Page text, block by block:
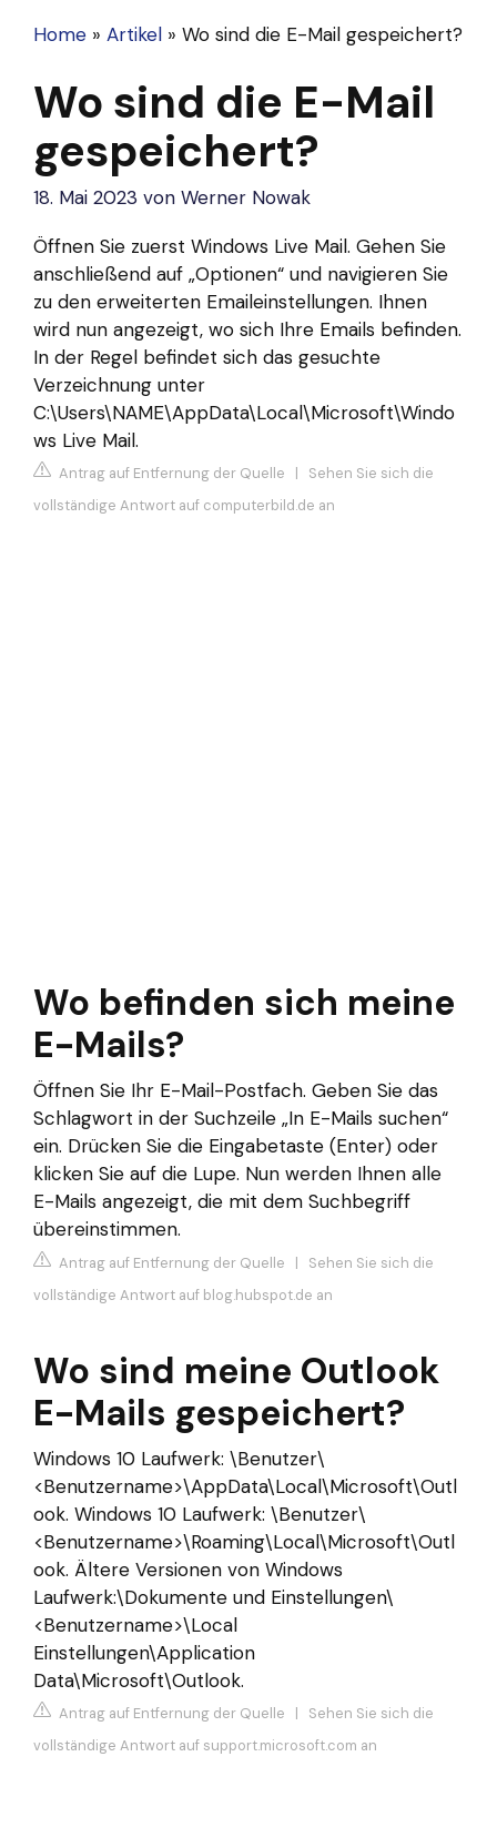
Home » Artikel » Wo sind die E-Mail gespeichert?
Wo sind die E-Mail
gespeichert?
18. Mai 2023 von Werner Nowak
Öffnen Sie zuerst Windows Live Mail. Gehen Sie
anschließend auf „Optionen“ und navigieren Sie
zu den erweiterten Emaileinstellungen. Ihnen
wird nun angezeigt, wo sich Ihre Emails befinden.
In der Regel befindet sich das gesuchte
Verzeichnung unter
C:\Users\NAME\AppData\Local\Microsoft\Windo
ws Live Mail.
Antrag auf Entfernung der Quelle | Sehen Sie sich die
vollständige Antwort auf computerbild.de an
Wo befinden sich meine
E-Mails?
Öffnen Sie Ihr E-Mail-Postfach. Geben Sie das
Schlagwort in der Suchzeile „In E-Mails suchen“
ein. Drücken Sie die Eingabetaste (Enter) oder
klicken Sie auf die Lupe. Nun werden Ihnen alle
E-Mails angezeigt, die mit dem Suchbegriff
übereinstimmen.
Antrag auf Entfernung der Quelle | Sehen Sie sich die
vollständige Antwort auf blog.hubspot.de an
Wo sind meine Outlook
E-Mails gespeichert?
Windows 10 Laufwerk: \Benutzer\
<Benutzername>\AppData\Local\Microsoft\Outl
ook. Windows 10 Laufwerk: \Benutzer\
<Benutzername>\Roaming\Local\Microsoft\Outl
ook. Ältere Versionen von Windows
Laufwerk:\Dokumente und Einstellungen\
<Benutzername>\Local
Einstellungen\Application
Data\Microsoft\Outlook.
Antrag auf Entfernung der Quelle | Sehen Sie sich die
vollständige Antwort auf support.microsoft.com an